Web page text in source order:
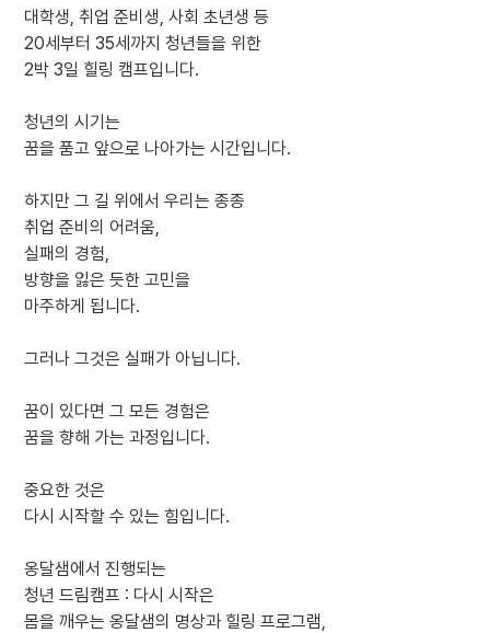
대학생, 취업 준비생, 사회 초년생 등
20세부터 35세까지 청년들을 위한
2박 3일 힐링 캠프입니다.
청년의 시기는
꿈을 품고 앞으로 나아가는 시간입니다.
하지만 그 길 위에서 우리는 종종
취업 준비의 어려움,
실패의 경험,
방향을 잃은 듯한 고민을
마주하게 됩니다.
그러나 그것은 실패가 아닙니다.
꿈이 있다면 그 모든 경험은
꿈을 향해 가는 과정입니다.
중요한 것은
다시 시작할 수 있는 힘입니다.
옹달샘에서 진행되는
청년 드림캠프 : 다시 시작은
몸을 깨우는 옹달샘의 명상과 힐링 프로그램,